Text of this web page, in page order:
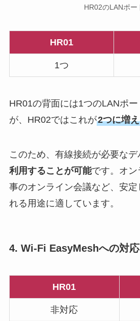
HR02のLANポー
HR01
1つ
HR01の背面には1つのLANポ
が、HR02ではこれが2つに増
このため、有線接続が必要なデ
利用することが可能です。オ
事のオンライン会議など、安定
れる用途に適しています。
4. Wi-Fi EasyMeshへの対応
HR01
非対応